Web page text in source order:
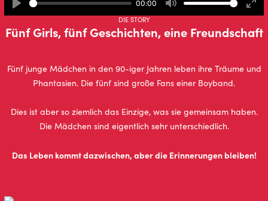
DIE STORY
Fünf Girls, fünf Geschichten, eine Freundschaft
Fünf junge Mädchen in den 90-iger Jahren leben ihre Träume und
Phantasien. Die fünf sind große Fans einer Boyband.
Dies ist aber so ziemlich das Einzige, was sie gemeinsam haben.
Die Mädchen sind eigentlich sehr unterschiedlich.
Das Leben kommt da­zwi­schen, aber die Er­in­ne­run­gen blei­ben!
Play
00:00
Mute